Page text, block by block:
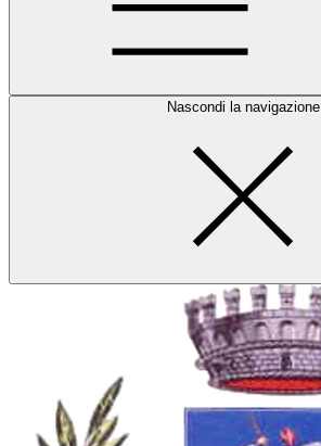
Nascondi la navigazione